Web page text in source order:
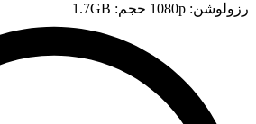
رزولوشن: 1080p
حجم: 1.7GB